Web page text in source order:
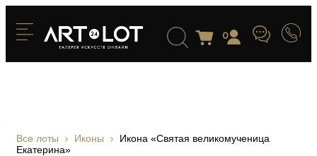
0
Все лоты Иконы
Икона «Святая великомученица
Екатерина»